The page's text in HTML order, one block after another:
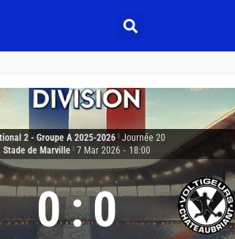
2 - Groupe A 2025-2026
Journée 20
Stade de Marville 7 Mar 2026 - 18:00
0:0